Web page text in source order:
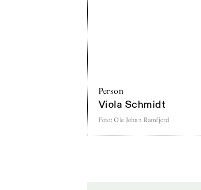
Person
Viola Schmidt
Foto: Ole Johan Ramfjord